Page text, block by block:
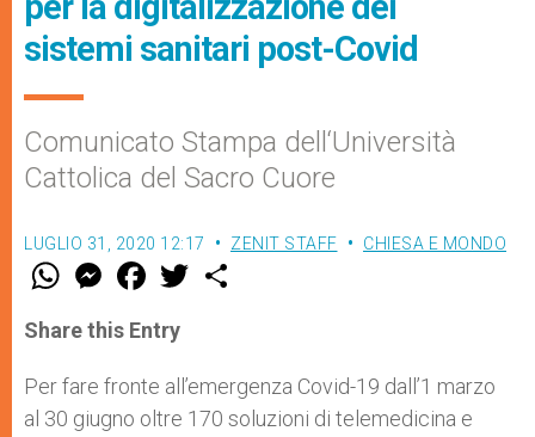
sistemi sanitari post-Covid
Comunicato Stampa dell‘Università
Cattolica del Sacro Cuore
LUGLIO 31, 2020 12:17 ZENIT STAFF CHIESA E MONDO
W
t
s
p
p
M
e
s
e
g
e
r
F
a
e
b
o
k
w
r
Share this Entry
Per fare fronte all’emergenza Covid-19 dall’1 marzo
al 30 giugno oltre 170 soluzioni di telemedicina e